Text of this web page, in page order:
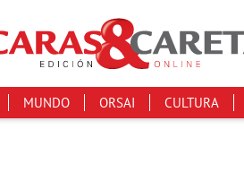
MUNDO ORSAI CULTURA